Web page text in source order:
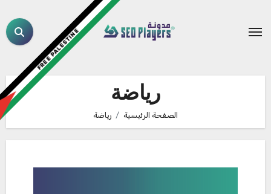
FREE PALESTINE
رياضة
الصفحة الرئيسية رياضة